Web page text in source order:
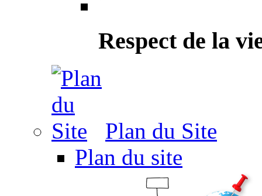
Respect de la
Plan du Site
Plan du site